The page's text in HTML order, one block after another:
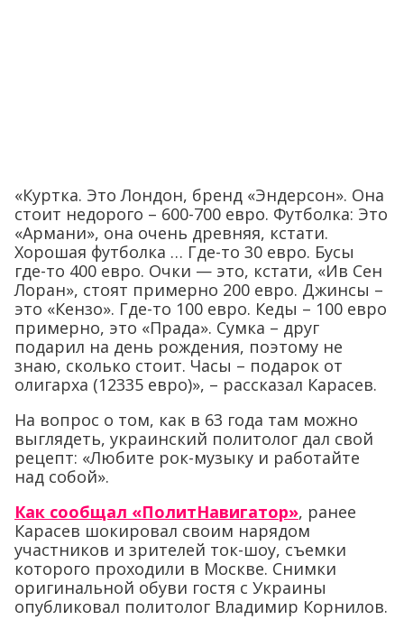
«Куртка. Это Лондон, бренд «Эндерсон». Она
стоит недорого – 600-700 евро. Футболка: Это
«Армани», она очень древняя, кстати.
Хорошая футболка … Где-то 30 евро. Бусы
где-то 400 евро. Очки — это, кстати, «Ив Сен
Лоран», стоят примерно 200 евро. Джинсы –
это «Кензо». Где-то 100 евро. Кеды – 100 евро
примерно, это «Прада». Сумка – друг
подарил на день рождения, поэтому не
знаю, сколько стоит. Часы – подарок от
олигарха (12335 евро)», – рассказал Карасев.
На вопрос о том, как в 63 года там можно
выглядеть, украинский политолог дал свой
рецепт: «Любите рок-музыку и работайте
над собой».
Как сообщал «ПолитНавигатор», ранее
Карасев шокировал своим нарядом
участников и зрителей ток-шоу, съемки
которого проходили в Москве. Снимки
оригинальной обуви гостя с Украины
опубликовал политолог Владимир Корнилов.